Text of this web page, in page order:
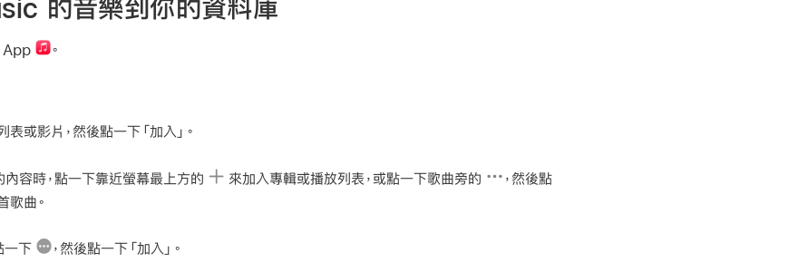
的音樂到你的資料庫
App 。
表或影片，然後點一下「加入」。
容時，點一下靠近螢幕最上方的 來加入專輯或播放列表，或點一下歌曲旁的
，然後點
歌曲。
一下 ，然後點一下「加入」。